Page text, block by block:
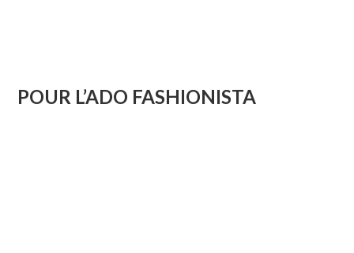
POUR L’ADO FASHIONISTA